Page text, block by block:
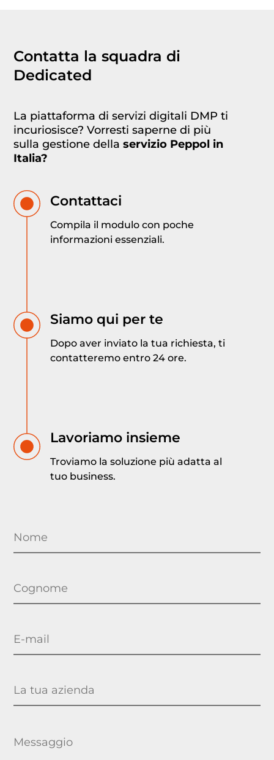
Contatta la squadra di
Dedicated
La piattaforma di servizi digitali DMP ti
incuriosisce? Vorresti saperne di più
sulla gestione dellaservizio Peppol in
Italia?
Contattaci
Compila il modulo con poche
informazioni essenziali.
Siamo qui per te
Dopo aver inviato la tua richiesta, ti
contatteremo entro 24 ore.
Lavoriamo insieme
Troviamo la soluzione più adatta al
tuo business.